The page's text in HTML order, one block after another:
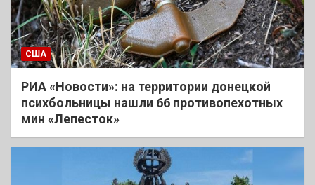
США
РИА «Новости»: на территории донецкой
психбольницы нашли 66 противопехотных
мин «Лепесток»